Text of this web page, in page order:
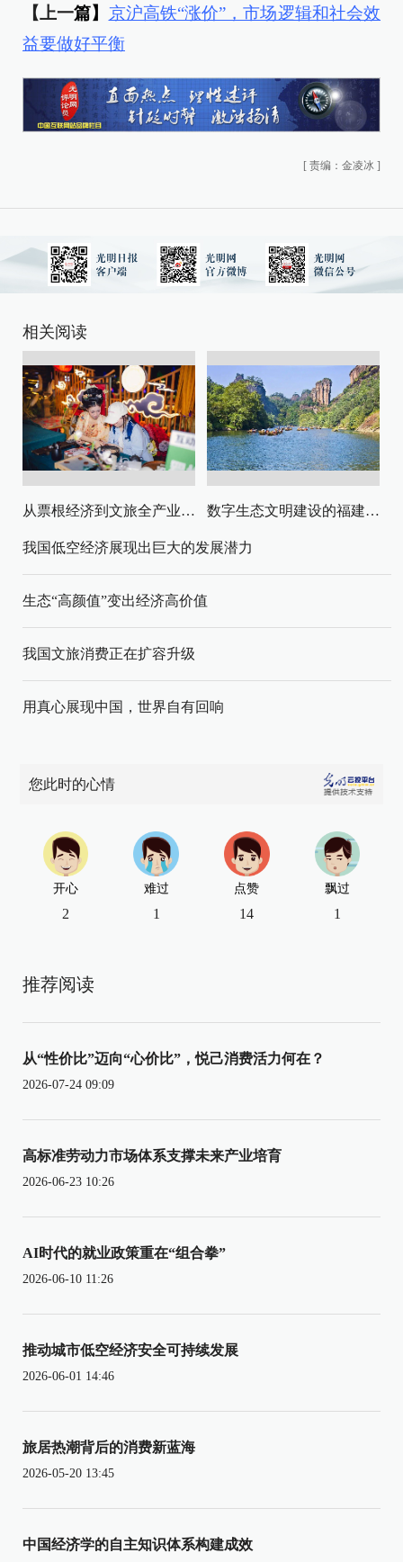
【上一篇】 京沪高铁“涨价”，市场逻辑和社会效
益要做好平衡
[ 责编：金凌冰 ]
相关阅读
从票根经济到文旅全产业链升级 数字生态文明建设的福建路径与启示
我国低空经济展现出巨大的发展潜力
生态“高颜值”变出经济高价值
我国文旅消费正在扩容升级
用真心展现中国，世界自有回响
您此时的心情
开心
2
难过
1
点赞
14
飘过
1
推荐阅读
从“性价比”迈向“心价比”，悦己消费活力何在？
2026-07-24 09:09
高标准劳动力市场体系支撑未来产业培育
2026-06-23 10:26
AI时代的就业政策重在“组合拳”
2026-06-10 11:26
推动城市低空经济安全可持续发展
2026-06-01 14:46
旅居热潮背后的消费新蓝海
2026-05-20 13:45
中国经济学的自主知识体系构建成效